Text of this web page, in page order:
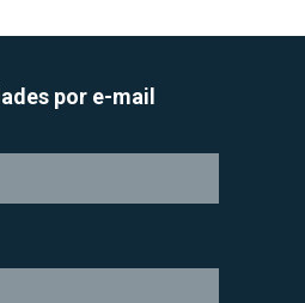
por e-mail